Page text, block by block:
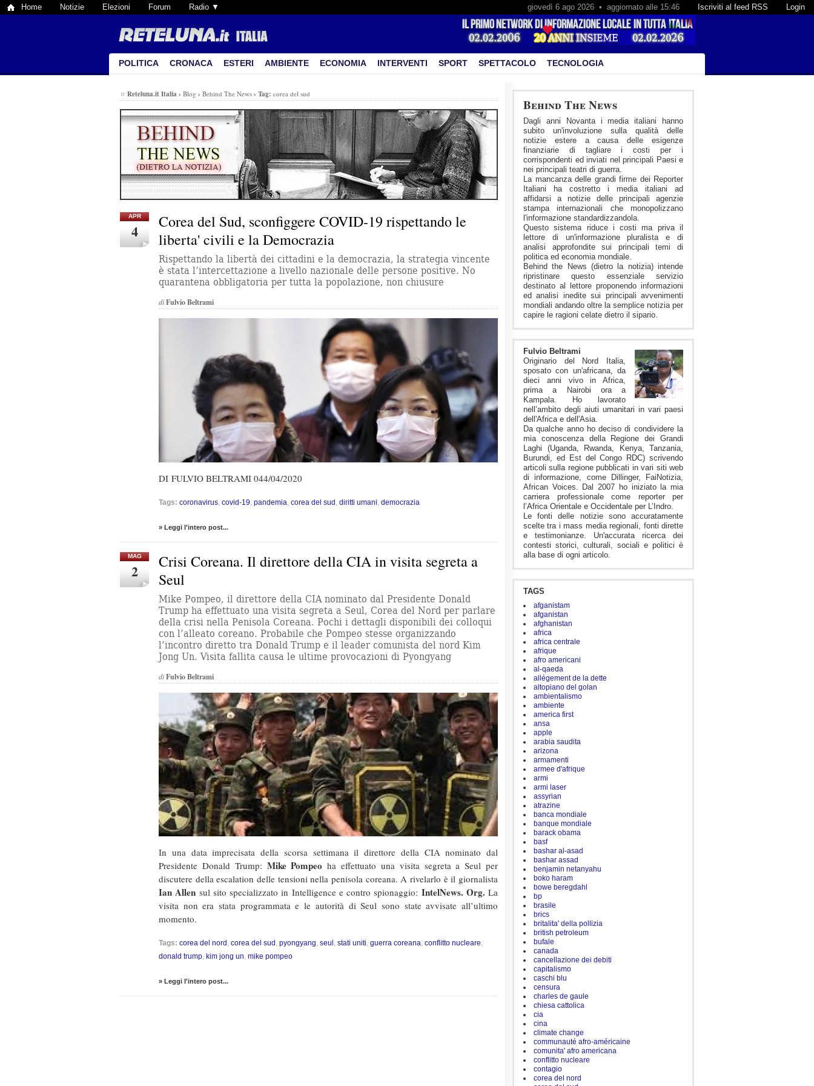
Home Notizie Elezioni Forum Radio ▼ Login
Iscriviti al feed RSS
giovedì 6 ago 2026 • aggiornato alle 15:46
POLITICA CRONACA ESTERI AMBIENTE ECONOMIA INTERVENTI SPORT SPETTACOLO TECNOLOGIA
Behind The News
Dagli anni Novanta i media italiani hanno
subito un'involuzione sulla qualità delle
notizie estere a causa delle esigenze
finanziarie di tagliare i costi per i
corrispondenti ed inviati nel principali Paesi e
nei principali teatri di guerra.
La mancanza delle grandi firme dei Reporter
Italiani ha costretto i media italiani ad
affidarsi a notizie delle principali agenzie
stampa internazionali che monopolizzano
l'informazione standardizzandola.
Questo sistema riduce i costi ma priva il
lettore di un'informazione pluralista e di
analisi approfondite sui principali temi di
politica ed economia mondiale.
Behind the News (dietro la notizia) intende
ripristinare questo essenziale servizio
destinato al lettore proponendo informazioni
ed analisi inedite sui principali avvenimenti
mondiali andando oltre la semplice notizia per
capire le ragioni celate dietro il sipario.
Fulvio Beltrami
Originario del Nord Italia,
sposato con un'africana, da
dieci anni vivo in Africa,
prima a Nairobi ora a
Kampala. Ho lavorato
nell’ambito degli aiuti umanitari in vari paesi
dell'Africa e dell'Asia.
Da qualche anno ho deciso di condividere la
mia conoscenza della Regione dei Grandi
Laghi (Uganda, Rwanda, Kenya, Tanzania,
Burundi, ed Est del Congo RDC) scrivendo
articoli sulla regione pubblicati in vari siti web
di informazione, come Dillinger, FaiNotizia,
African Voices. Dal 2007 ho iniziato la mia
carriera professionale come reporter per
l’Africa Orientale e Occidentale per L’Indro.
Le fonti delle notizie sono accuratamente
scelte tra i mass media regionali, fonti dirette
e testimonianze. Un'accurata ricerca dei
contesti storici, culturali, sociali e politici è
alla base di ogni articolo.
TAGS
afganistam
afganistan
afghanistan
africa
africa centrale
afrique
afro americani
al-qaeda
allégement de la dette
altopiano del golan
ambientalismo
ambiente
america first
ansa
apple
arabia saudita
arizona
armamenti
armee d'afrique
armi
armi laser
assyrian
atrazine
banca mondiale
banque mondiale
barack obama
basf
bashar al-asad
bashar assad
benjamin netanyahu
boko haram
bowe beregdahl
bp
brasile
brics
britalita' della pollizia
british petroleum
bufale
canada
cancellazione dei debiti
capitalismo
caschi blu
censura
charles de gaule
chiesa cattolica
cia
cina
climate change
communauté afro-américaine
comunita' afro americana
conflitto nucleare
contagio
corea del nord
Reteluna.it Italia › Blog › Behind The News › Tag: corea del sud
APR
4
Corea del Sud, sconfiggere COVID-19 rispettando le
liberta' civili e la Democrazia
Rispettando la libertà dei cittadini e la democrazia, la strategia vincente
è stata l’intercettazione a livello nazionale delle persone positive. No
quarantena obbligatoria per tutta la popolazione, non chiusure
diFulvio Beltrami
DI FULVIO BELTRAMI 044/04/2020
Tags: coronavirus covid-19 pandemia corea del sud diritti umani democrazia
» Leggi l'intero post...
MAG
2
Crisi Coreana. Il direttore della CIA in visita segreta a
Seul
Mike Pompeo, il direttore della CIA nominato dal Presidente Donald
Trump ha effettuato una visita segreta a Seul, Corea del Nord per parlare
della crisi nella Penisola Coreana. Pochi i dettagli disponibili dei colloqui
con l’alleato coreano. Probabile che Pompeo stesse organizzando
l’incontro diretto tra Donald Trump e il leader comunista del nord Kim
Jong Un. Visita fallita causa le ultime provocazioni di Pyongyang
diFulvio Beltrami
In una data imprecisata della scorsa settimana il direttore della CIA nominato dal
Presidente Donald Trump: Mike Pompeo ha effettuato una visita segreta a Seul per
discutere della escalation delle tensioni nella penisola coreana. A rivelarlo è il giornalista
Ian Allen sul sito specializzato in Intelligence e contro spionaggio: IntelNews. Org. La
visita non era stata programmata e le autorità di Seul sono state avvisate all’ultimo
momento.
Tags: corea del nord , corea del sud , pyongyang, seul , stati uniti, guerra coreana, conflitto nucleare,
donald trump, kim jong un, mike pompeo
» Leggi l'intero post...